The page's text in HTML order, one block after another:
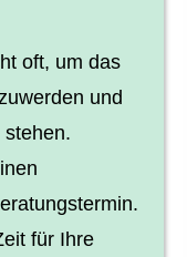
oft, um das
und
für Ihre